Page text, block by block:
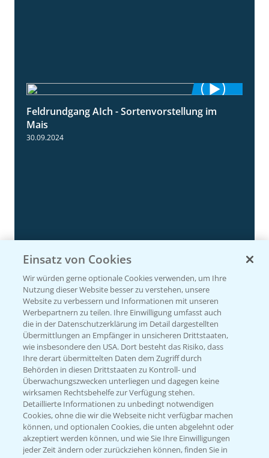
11:24
Feldrundgang AIch - Sortenvorstellung im
Mais
30.09.2024
Rundgang Silomais Demo bei Neu-Ulm
23.09.2024
5:54
Rundgang - Silomais Demo Region
Augsburg
Einsatz von Cookies
Wir würden gerne optionale Cookies verwenden, um Ihre
Nutzung dieser Website besser zu verstehen, unsere
Website zu verbessern und Informationen mit unseren
Werbepartnern zu teilen. Ihre Einwilligung umfasst auch
die in der Datenschutzerklärung im Detail dargestellten
Übermittlungen an Empfänger in unsicheren Drittstaaten,
wie insbesondere den USA. Dort besteht das Risiko, dass
Ihre derart übermittelten Daten dem Zugriff durch
Behörden in diesen Drittstaaten zu Kontroll- und
Überwachungszwecken unterliegen und dagegen keine
wirksamen Rechtsbehelfe zur Verfügung stehen.
Detaillierte Informationen zu unbedingt notwendigen
Cookies, ohne die wir die Webseite nicht verfügbar machen
können, und optionalen Cookies, die unten abgelehnt oder
akzeptiert werden können, und wie Sie Ihre Einwilligungen
jeder Zeit ändern oder zurückziehen können, finden Sie in